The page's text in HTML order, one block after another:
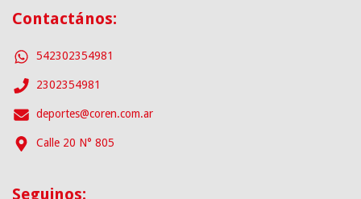
Contactános:
542302354981
2302354981
deportes@coren.com.ar
Calle 20 N° 805
Seguinos: